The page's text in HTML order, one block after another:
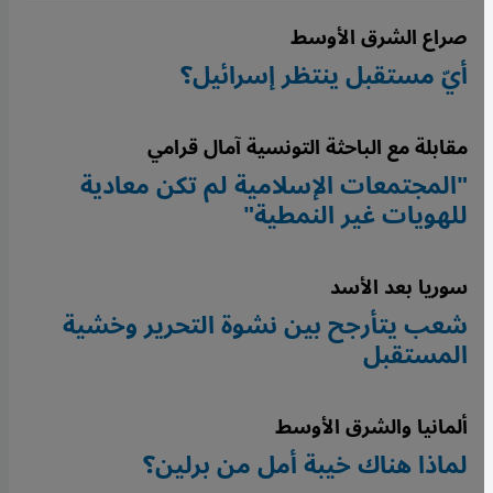
صراع الشرق الأوسط
أيّ مستقبل ينتظر إسرائيل؟
مقابلة مع الباحثة التونسية آمال قرامي
"المجتمعات الإسلامية لم تكن معادية
للهويات غير النمطية"
سوريا بعد الأسد
شعب يتأرجح بين نشوة التحرير وخشية
المستقبل
ألمانيا والشرق الأوسط
لماذا هناك خيبة أمل من برلين؟